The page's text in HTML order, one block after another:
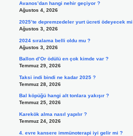
Avanos’dan hangi nehir geçiyor ?
Ağustos 4, 2026
2025’te depremzedeler yurt ücreti ödeyecek mi
Ağustos 3, 2026
2024 sıralama belli oldu mu ?
Ağustos 3, 2026
Ballon d’Or ödülü en çok kimde var ?
Temmuz 29, 2026
Taksi indi bindi ne kadar 2025 ?
Temmuz 28, 2026
Bal köpüğü hangi alt tonlara yakışır ?
Temmuz 25, 2026
Karekök alma nasıl yapılır ?
Temmuz 24, 2026
4. evre kansere immünoterapi iyi gelir mi ?